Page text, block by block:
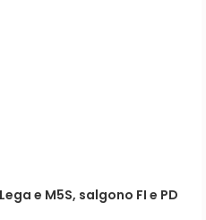
e M5S, salgono FI e PD